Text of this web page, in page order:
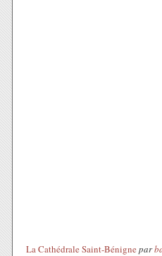
La Cathédrale Saint-Bénignepar